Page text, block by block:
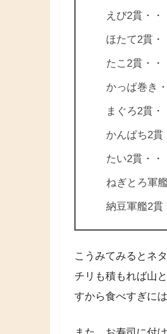
えび2貫・
ほたて2貫・
たこ2貫・・
かっぱ巻き
まぐろ2貫
かんぱち2貫
たい2貫・・
ねぎとろ軍
納豆軍艦2貫
こうみてみるとネ
チリも積もれば山
すから食べすぎに